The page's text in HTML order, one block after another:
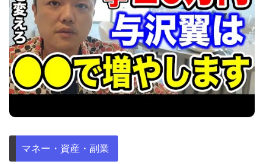
マネー・資産・副業